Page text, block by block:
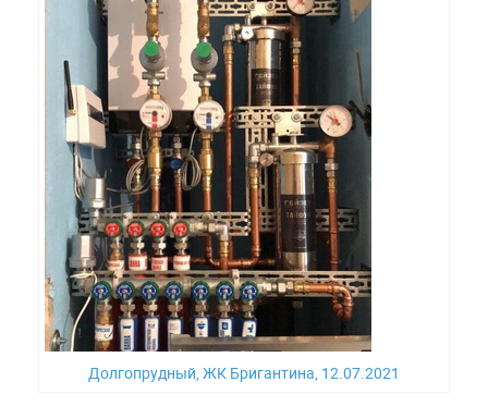
Долгопрудный, ЖК Бригантина, 12.07.2021